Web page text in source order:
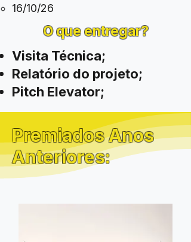
​16/10/26​
O que entregar?
Visita Técnica;
Relatório do projeto;
Pitch Elevator;
Premiados Anos
Anteriores: